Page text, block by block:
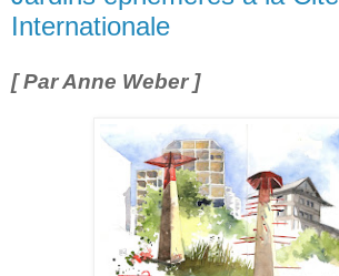
Internationale
[ Par Anne Weber ]